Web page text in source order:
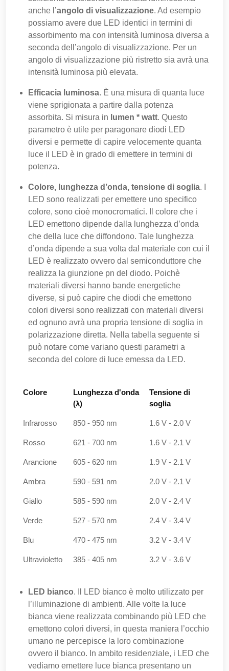
anche l’angolo di visualizzazione. Ad esempio
possiamo avere due LED identici in termini di
assorbimento ma con intensità luminosa diversa a
seconda dell’angolo di visualizzazione. Per un
angolo di visualizzazione più ristretto sia avrà una
intensità luminosa più elevata.
Efficacia luminosa. È una misura di quanta luce
viene sprigionata a partire dalla potenza
assorbita. Si misura in lumen * watt. Questo
parametro è utile per paragonare diodi LED
diversi e permette di capire velocemente quanta
luce il LED è in grado di emettere in termini di
potenza.
Colore, lunghezza d’onda, tensione di soglia. I
LED sono realizzati per emettere uno specifico
colore, sono cioè monocromatici. Il colore che i
LED emettono dipende dalla lunghezza d’onda
che della luce che diffondono. Tale lunghezza
d’onda dipende a sua volta dal materiale con cui il
LED è realizzato ovvero dal semiconduttore che
realizza la giunzione pn del diodo. Poichè
materiali diversi hanno bande energetiche
diverse, si può capire che diodi che emettono
colori diversi sono realizzati con materiali diversi
ed ognuno avrà una propria tensione di soglia in
polarizzazione diretta. Nella tabella seguente si
può notare come variano questi parametri a
seconda del colore di luce emessa da LED.
Colore
Lunghezza d'onda
(λ)
Tensione di
soglia
Colore
Lunghezza d'onda
Tensione di
Infrarosso 850 - 950 nm 1.6 V - 2.0 V
Rosso 621 - 700 nm 1.6 V - 2.1 V
Arancione 605 - 620 nm 1.9 V - 2.1 V
Ambra 590 - 591 nm 2.0 V - 2.1 V
Giallo 585 - 590 nm 2.0 V - 2.4 V
Verde 527 - 570 nm 2.4 V - 3.4 V
Blu 470 - 475 nm 3.2 V - 3.4 V
Ultravioletto 385 - 405 nm 3.2 V - 3.6 V
LED bianco. Il LED bianco è molto utilizzato per
l’illuminazione di ambienti. Alle volte la luce
bianca viene realizzata combinando più LED che
emettono colori diversi, in questa maniera l’occhio
umano ne percepisce la loro combinazione
ovvero il bianco. In ambito residenziale, i LED che
vediamo emettere luce bianca presentano un